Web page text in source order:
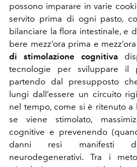
possono imparare in varie
servito prima di ogni pasto,
bilanciare la flora intestinale, e
bere mezz’ora prima e
di
stimolazione cognitiva
tecnologie per sviluppare il
partendo dal presupposto
lungi dall’essere un circuito
nel tempo, come si è ritenuto a
se viene stimolato,
cognitive e prevenendo
danni resi manifesti
neurodegenerativi. Tra i